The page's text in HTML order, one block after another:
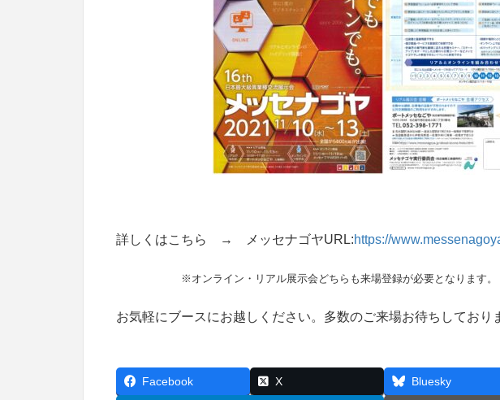
詳しくはこちら → メッセナゴヤURL:https://
※オンライン・リアル展示会どちらも来場登録が必要となります。
お気軽にブースにお越しください。多数のご来場お待ちしており
Facebook X Bluesky